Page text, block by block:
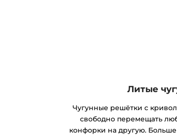
Литые
Чугунные решётки с
свободно перемещать
конфорки на другую.